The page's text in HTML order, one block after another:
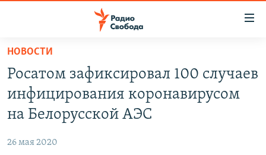
упрощенного
доступа
Вернуться
основному
Вернутся
ПОДКАСТЫ
АВТОРСКИЕ ПРОЕКТЫ
МНЕНИЯ
НОВОСТИ
Росатом зафиксировал 100 случаев
инфицирования коронавирусом
на Белорусской АЭС
26 мая 2020